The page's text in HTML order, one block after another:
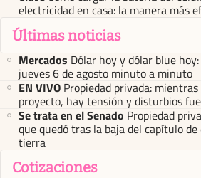
electricidad en casa: la manera más
Últimas noticias
Mercados Dólar hoy y dólar blue
jueves 6 de agosto minuto a minuto
EN VIVO Propiedad privada:
proyecto, hay tensión y disturbios
Se trata en el Senado Propiedad
que quedó tras la baja del capítulo
tierra
Cotizaciones